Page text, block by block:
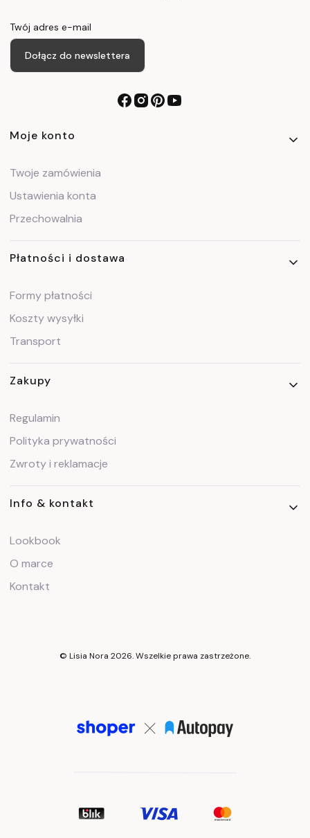
Twój adres e-mail
Dołącz do newslettera
Linki w stopce
Moje konto
Twoje zamówienia
Ustawienia konta
Przechowalnia
Płatności i dostawa
Formy płatności
Koszty wysyłki
Transport
Zakupy
Regulamin
Polityka prywatności
Zwroty i reklamacje
Info & kontakt
Lookbook
O marce
Kontakt
© Lisia Nora 2026. Wszelkie prawa zastrzeżone.